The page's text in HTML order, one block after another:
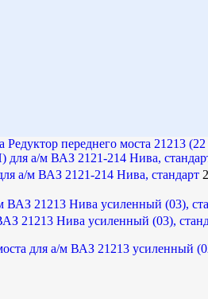
Редуктор переднего моста 21213
а/м ВАЗ 2121-214 Нива, стандарт
21213 Нива усиленный (03),